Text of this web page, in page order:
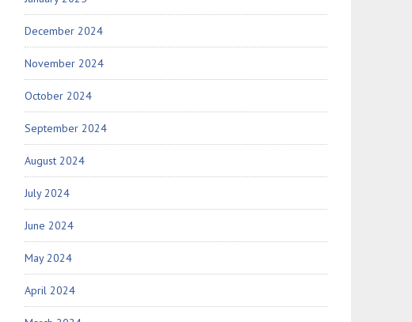
December 2024
November 2024
October 2024
September 2024
August 2024
July 2024
June 2024
May 2024
April 2024